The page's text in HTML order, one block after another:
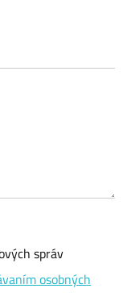
správ
osobných